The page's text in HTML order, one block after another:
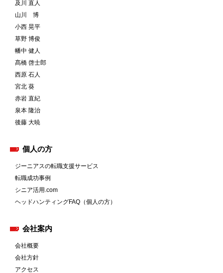
及川 直人
山川 博
小西 晃平
草野 博俊
幡中 健人
髙橋 啓士郎
西原 石人
宮北 葵
赤岩 直紀
泉本 隆治
後藤 大暁
個人の方
ジーニアスの転職支援サービス
転職成功事例
シニア活用.com
ヘッドハンティングFAQ（個人の方）
会社案内
会社概要
会社方針
アクセス